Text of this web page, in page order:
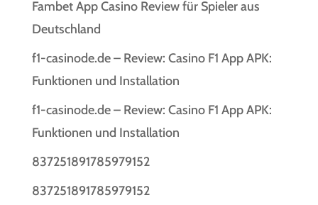
Fambet App Casino Review für Spieler aus
Deutschland
f1-casinode.de – Review: Casino F1 App APK:
Funktionen und Installation
f1-casinode.de – Review: Casino F1 App APK:
Funktionen und Installation
837251891785979152
837251891785979152